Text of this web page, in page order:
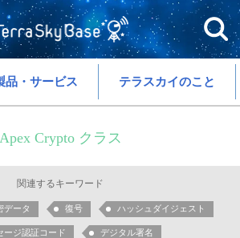
品・サービス テラスカイのこと
Apex Crypto クラス
関連するキーワード
データ 復号 ハッシュダイジェスト
ージ認証コード デジタル署名